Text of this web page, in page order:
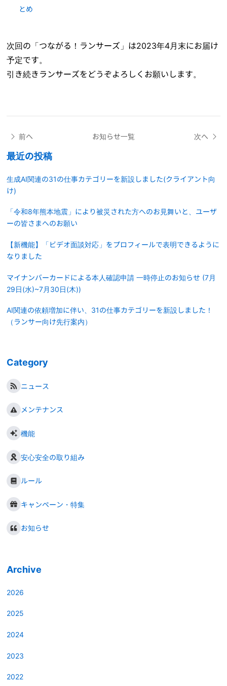
とめ
次回の「つながる！ランサーズ」は2023年4月末にお届け
予定です。
引き続きランサーズをどうぞよろしくお願いします。
前へ お知らせ一覧 次へ
最近の投稿
生成AI関連の31の仕事カテゴリーを新設しました(クライアント向
け)
「令和8年熊本地震」により被災された方へのお見舞いと、ユーザ
ーの皆さまへのお願い
【新機能】「ビデオ面談対応」をプロフィールで表明できるように
なりました
マイナンバーカードによる本人確認申請 一時停止のお知らせ (7月
29日(水)~7月30日(木))
AI関連の依頼増加に伴い、31の仕事カテゴリーを新設しました！
（ランサー向け先行案内）
Category
ニュース
メンテナンス
機能
安心安全の取り組み
ルール
キャンペーン・特集
お知らせ
Archive
2026
2025
2024
2023
2022